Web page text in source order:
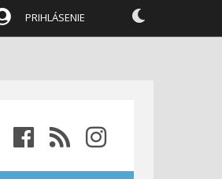
PRIHLÁSENIE